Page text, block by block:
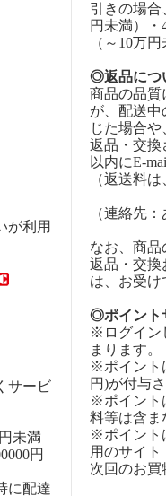
が利用
サービ
未満
円
に配達
引きの場合
円未満）・
（～10万
◎返品につ
商品の品質
が、配送
じた場合
返品・交換
以内にE-
（返送料
（連絡先
なお、商
返品・交換
は、お受
◎ポイント
※ログイン
まります。
※ポイント
円)が付与
※ポイント
料等は含ま
※ポイント
用のサイト
次回のお